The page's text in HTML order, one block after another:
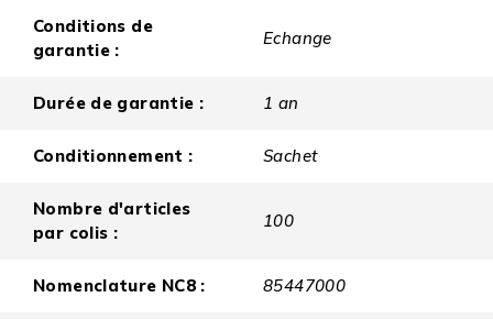
Conditions de
garantie :
Echange
Durée de garantie : 1 an
Conditionnement : Sachet
Nombre d'articles
par colis :
100
Nomenclature NC8 : 85447000